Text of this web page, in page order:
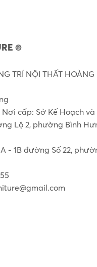
®
TRÍ NỘI THẤT HOÀNG
cấp: Sở Kế Hoạch
Lộ 2, phường Bình
- 1B đường Số 22,